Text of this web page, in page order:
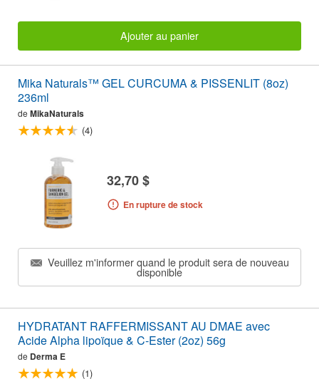
Ajouter au panier
Mika Naturals™ GEL CURCUMA & PISSENLIT (8oz)
236ml
de MikaNaturals
(4)
32,70 $
En rupture de stock
Veuillez m'informer quand le produit sera de nouveau
disponible
HYDRATANT RAFFERMISSANT AU DMAE avec
Acide Alpha lipoïque & C-Ester (2oz) 56g
de Derma E
(1)